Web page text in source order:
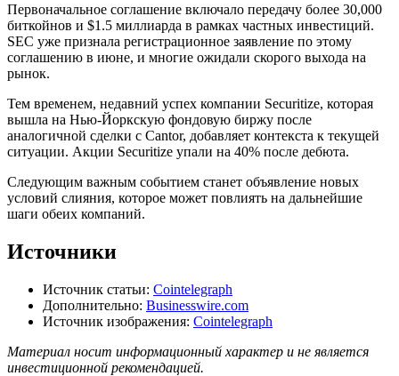
Первоначальное соглашение включало передачу более 30,000
биткойнов и $1.5 миллиарда в рамках частных инвестиций.
SEC уже признала регистрационное заявление по этому
соглашению в июне, и многие ожидали скорого выхода на
рынок.
Тем временем, недавний успех компании Securitize, которая
вышла на Нью-Йоркскую фондовую биржу после
аналогичной сделки с Cantor, добавляет контекста к текущей
ситуации. Акции Securitize упали на 40% после дебюта.
Следующим важным событием станет объявление новых
условий слияния, которое может повлиять на дальнейшие
шаги обеих компаний.
Источники
Источник статьи: Cointelegraph
Дополнительно: Businesswire.com
Источник изображения: Cointelegraph
Материал носит информационный характер и не является
инвестиционной рекомендацией.